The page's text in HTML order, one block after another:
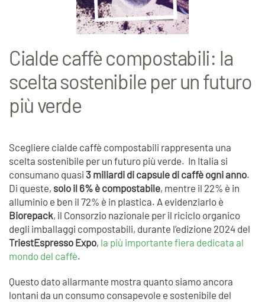
Cialde caffè compostabili: la
scelta sostenibile per un futuro
più verde
Scegliere cialde caffè compostabili rappresenta una
scelta sostenibile per un futuro più verde. In Italia si
consumano quasi 3 miliardi di capsule di caffè ogni anno.
Di queste, solo il 6% è compostabile, mentre il 22% è in
alluminio e ben il 72% è in plastica. A evidenziarlo è
Biorepack, il Consorzio nazionale per il riciclo organico
degli imballaggi compostabili, durante l’edizione 2024 del
TriestEspresso Expo, la più importante fiera dedicata al
mondo del caffè.
Questo dato allarmante mostra quanto siamo ancora
lontani da un consumo consapevole e sostenibile del